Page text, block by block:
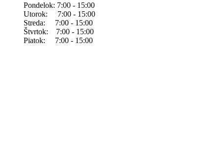
Pondelok: 7:00 - 15:00
Utorok: 7:00 - 15:00
Streda: 7:00 - 15:00
Štvrtok: 7:00 - 15:00
Piatok: 7:00 - 15:00